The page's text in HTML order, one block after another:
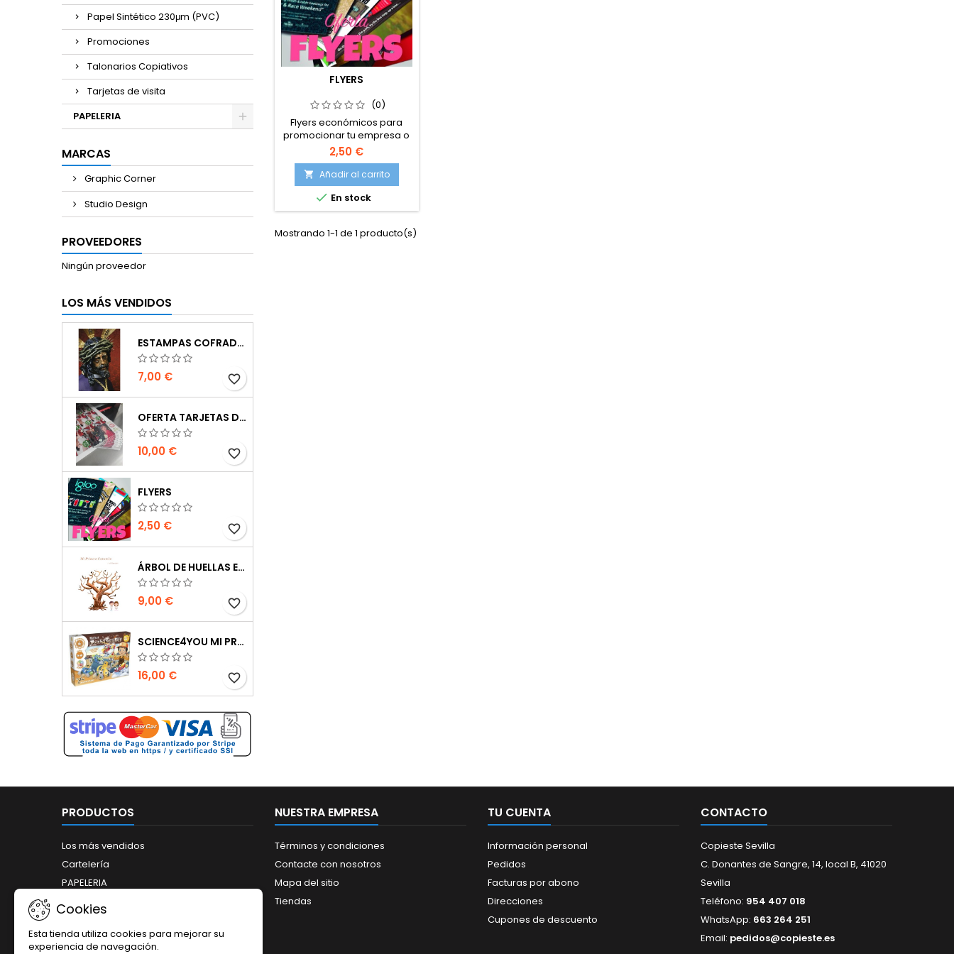
Papel Sintético 230μm (PVC)
Promociones
Talonarios Copiativos
Tarjetas de visita
PAPELERIA
MARCAS
Graphic Corner
Studio Design
PROVEEDORES
Ningún proveedor
LOS MÁS VENDIDOS
ESTAMPAS COFRADES SEMANA SANTA 2025 - IMPRESIONES DIGITALES DE ALTA CALIDAD EN SEVILLA
7,00 € favorite_border
OFERTA TARJETAS DE VISITA
10,00 € favorite_border
FLYERS
2,50 € favorite_border
ÁRBOL DE HUELLAS EN CARTÓN PLUMA
9,00 € favorite_border
SCIENCE4YOU MI PRIMER KIT DE MECÁNICA 6 EN 1
16,00 € favorite_border
FLYERS
(0)
Flyers económicos para
promocionar tu empresa o
campañas. Selecciona
tamaño, calidad, caras y
cantidad.
2,50 €
 Añadir al carrito
 En stock
Mostrando 1-1 de 1 producto(s)
PRODUCTOS
Los más vendidos
Cartelería
PAPELERIA
Promociones
NUESTRA EMPRESA
Términos y condiciones
Contacte con nosotros
Mapa del sitio
Tiendas
TU CUENTA
Información personal
Pedidos
Facturas por abono
Direcciones
Cupones de descuento
CONTACTO
Copieste Sevilla
C. Donantes de Sangre, 14, local B, 41020
Sevilla
Teléfono: 954 407 018
WhatsApp: 663 264 251
Email: pedidos@copieste.es
Cookies
Esta tienda utiliza cookies para mejorar su
experiencia de navegación.